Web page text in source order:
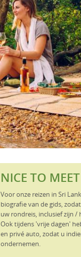
NICE TO
Voor onze reizen in Sri
biografie van de gids,
uw rondreis, inclusief zijn /
Ook tijdens 'vrije dagen'
en privé auto, zodat u
ondernemen.